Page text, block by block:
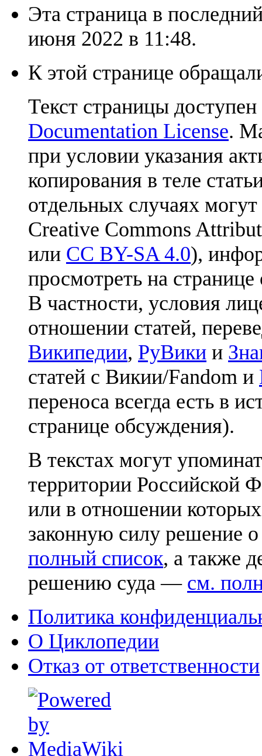
Эта страница в
июня 2022 в 11:48.
К этой странице
Текст страницы
Documentation License.
при условии указания
копирования в теле
отдельных случаях
Creative Commons
или CC BY-SA 4.0),
просмотреть на
В частности, условия
отношении статей,
Википедии, РуВики и
статей с Викии/Fandom и
переноса всегда есть в
странице обсуждения).
В текстах могут
территории Российской
или в отношении
законную силу решение
полный список, а также
решению суда — см.
Политика
О Циклопедии
Отказ от ответственности